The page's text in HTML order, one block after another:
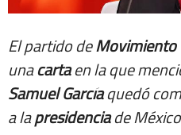
El partido deMovimiento
unacartaen la que
Samuel Garcíaquedó
a lapresidenciade